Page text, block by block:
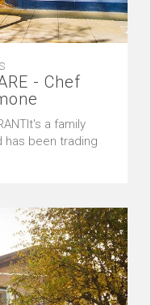
- Chef
a family
has been trading